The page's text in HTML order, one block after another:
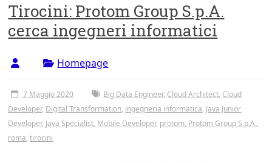
Tirocini: Protom Group S.p.A.
cerca ingegneri informatici
Homepage
7 Maggio 2020 Big Data Engineer, Cloud Architect, Cloud
Developer, Digital Transformation, ingegneria informatica, Java Junior
Developer, Java Specialist, Mobile Developer, protom, Protom Group S.p.A.,
roma,tirocini